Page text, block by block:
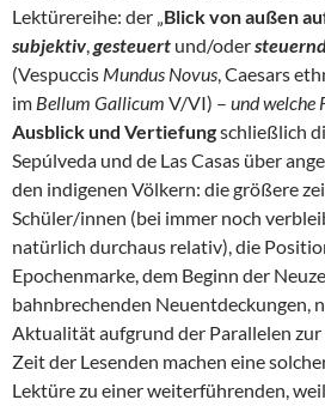
Lektürereihe: der „Blick von außen
subjektiv,gesteuert und/oder
(Vespuccis Mundus Novus, Caesars
im Bellum Gallicum V/VI) – undwelche
Ausblick und Vertiefungschließlich
Sepúlveda und de Las Casas über
den indigenen Völkern: die größere
Schüler/innen (bei immer noch
natürlich durchaus relativ), die
Epochenmarke, dem Beginn der
bahnbrechenden Neuentdeckungen,
Aktualität aufgrund der Parallelen
Zeit der Lesenden machen eine
Lektüre zu einer weiterführenden,